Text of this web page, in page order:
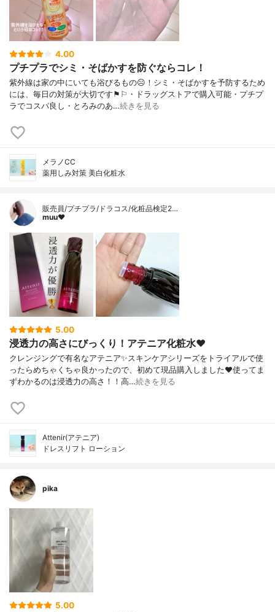
4.00
プチプラでシミ・そばかすを防ぐならコレ！
紫外線は家の中にいても浴びるもの☹︎！シミ・そばかすを予防するため
には、毎日の対策が大切です⚑︎⚐︎・ドラッグストアで購入可能・プチプ
ラでコスパ良し・とろみのあ…続きを見る
メラノCC
薬用しみ対策 美白化粧水
販売員/プチプラ/ドラコス/化粧品検定2…
muu❤︎
5.00
浸透力の高さにびっくり！アテニア化粧水❤️
クレンジングで有名なアテニア✨スキンケアシリーズをトライアルで使
ったらめちゃくちゃ良かったので、初めて現品購入しました❤️使ってま
ずわかるのは浸透力の高さ！！高…続きを見る
Attenir(アテニア)
ドレスリフト ローション
pika
5.00